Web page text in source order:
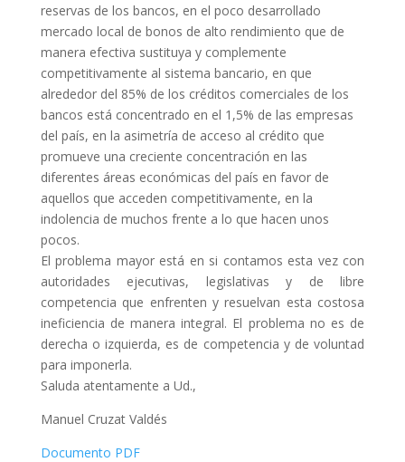
reservas de los bancos, en el poco desarrollado
mercado local de bonos de alto rendimiento que de
manera efectiva sustituya y complemente
competitivamente al sistema bancario, en que
alrededor del 85% de los créditos comerciales de los
bancos está concentrado en el 1,5% de las empresas
del país, en la asimetría de acceso al crédito que
promueve una creciente concentración en las
diferentes áreas económicas del país en favor de
aquellos que acceden competitivamente, en la
indolencia de muchos frente a lo que hacen unos
pocos.
El problema mayor está en si contamos esta vez con
autoridades ejecutivas, legislativas y de libre
competencia que enfrenten y resuelvan esta costosa
ineficiencia de manera integral. El problema no es de
derecha o izquierda, es de competencia y de voluntad
para imponerla.
Saluda atentamente a Ud.,
Manuel Cruzat Valdés
Documento PDF